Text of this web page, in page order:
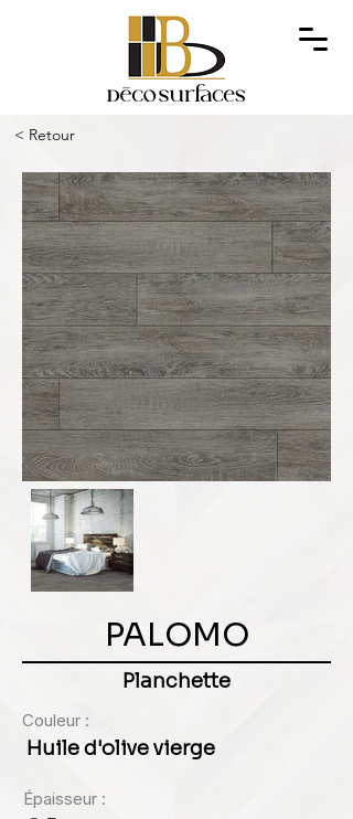
< Retour
PALOMO
Planchette
Couleur :
Huile d'olive vierge
Épaisseur :